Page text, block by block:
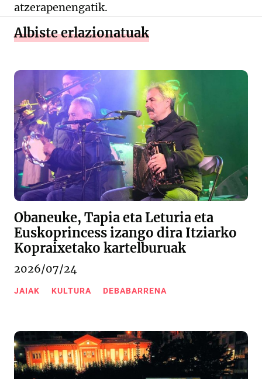
atzerapenengatik.
Albiste erlazionatuak
Obaneuke, Tapia eta Leturia eta
Euskoprincess izango dira Itziarko
Kopraixetako kartelburuak
2026/07/24
JAIAK KULTURA DEBABARRENA